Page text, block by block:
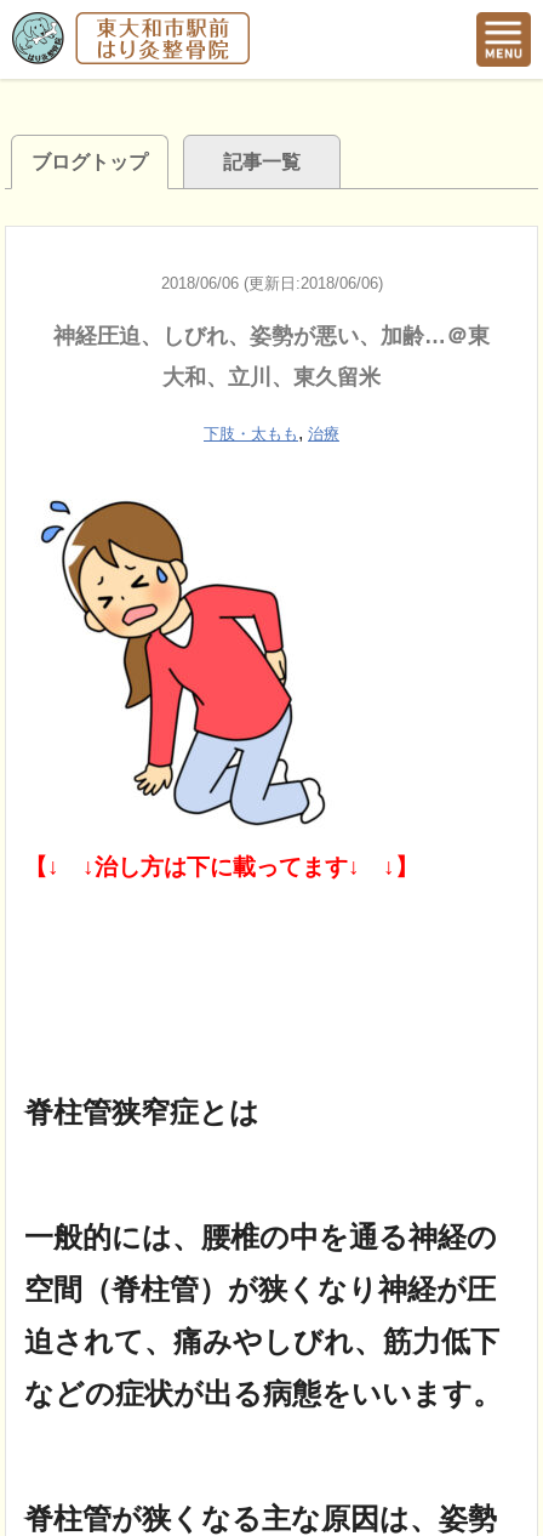
ブログトップ 記事一覧
2018/06/06 (更新日:2018/06/06)
神経圧迫、しびれ、姿勢が悪い、加齢…＠東
大和、立川、東久留米
下肢・太もも , 治療
【↓ ↓治し方は下に載ってます↓ ↓】
脊柱管狭窄症とは
一般的には、腰椎の中を通る神経の
空間（脊柱管）が狭くなり神経が圧
迫されて、痛みやしびれ、筋力低下
などの症状が出る病態をいいます。
脊柱管が狭くなる主な原因は、姿勢